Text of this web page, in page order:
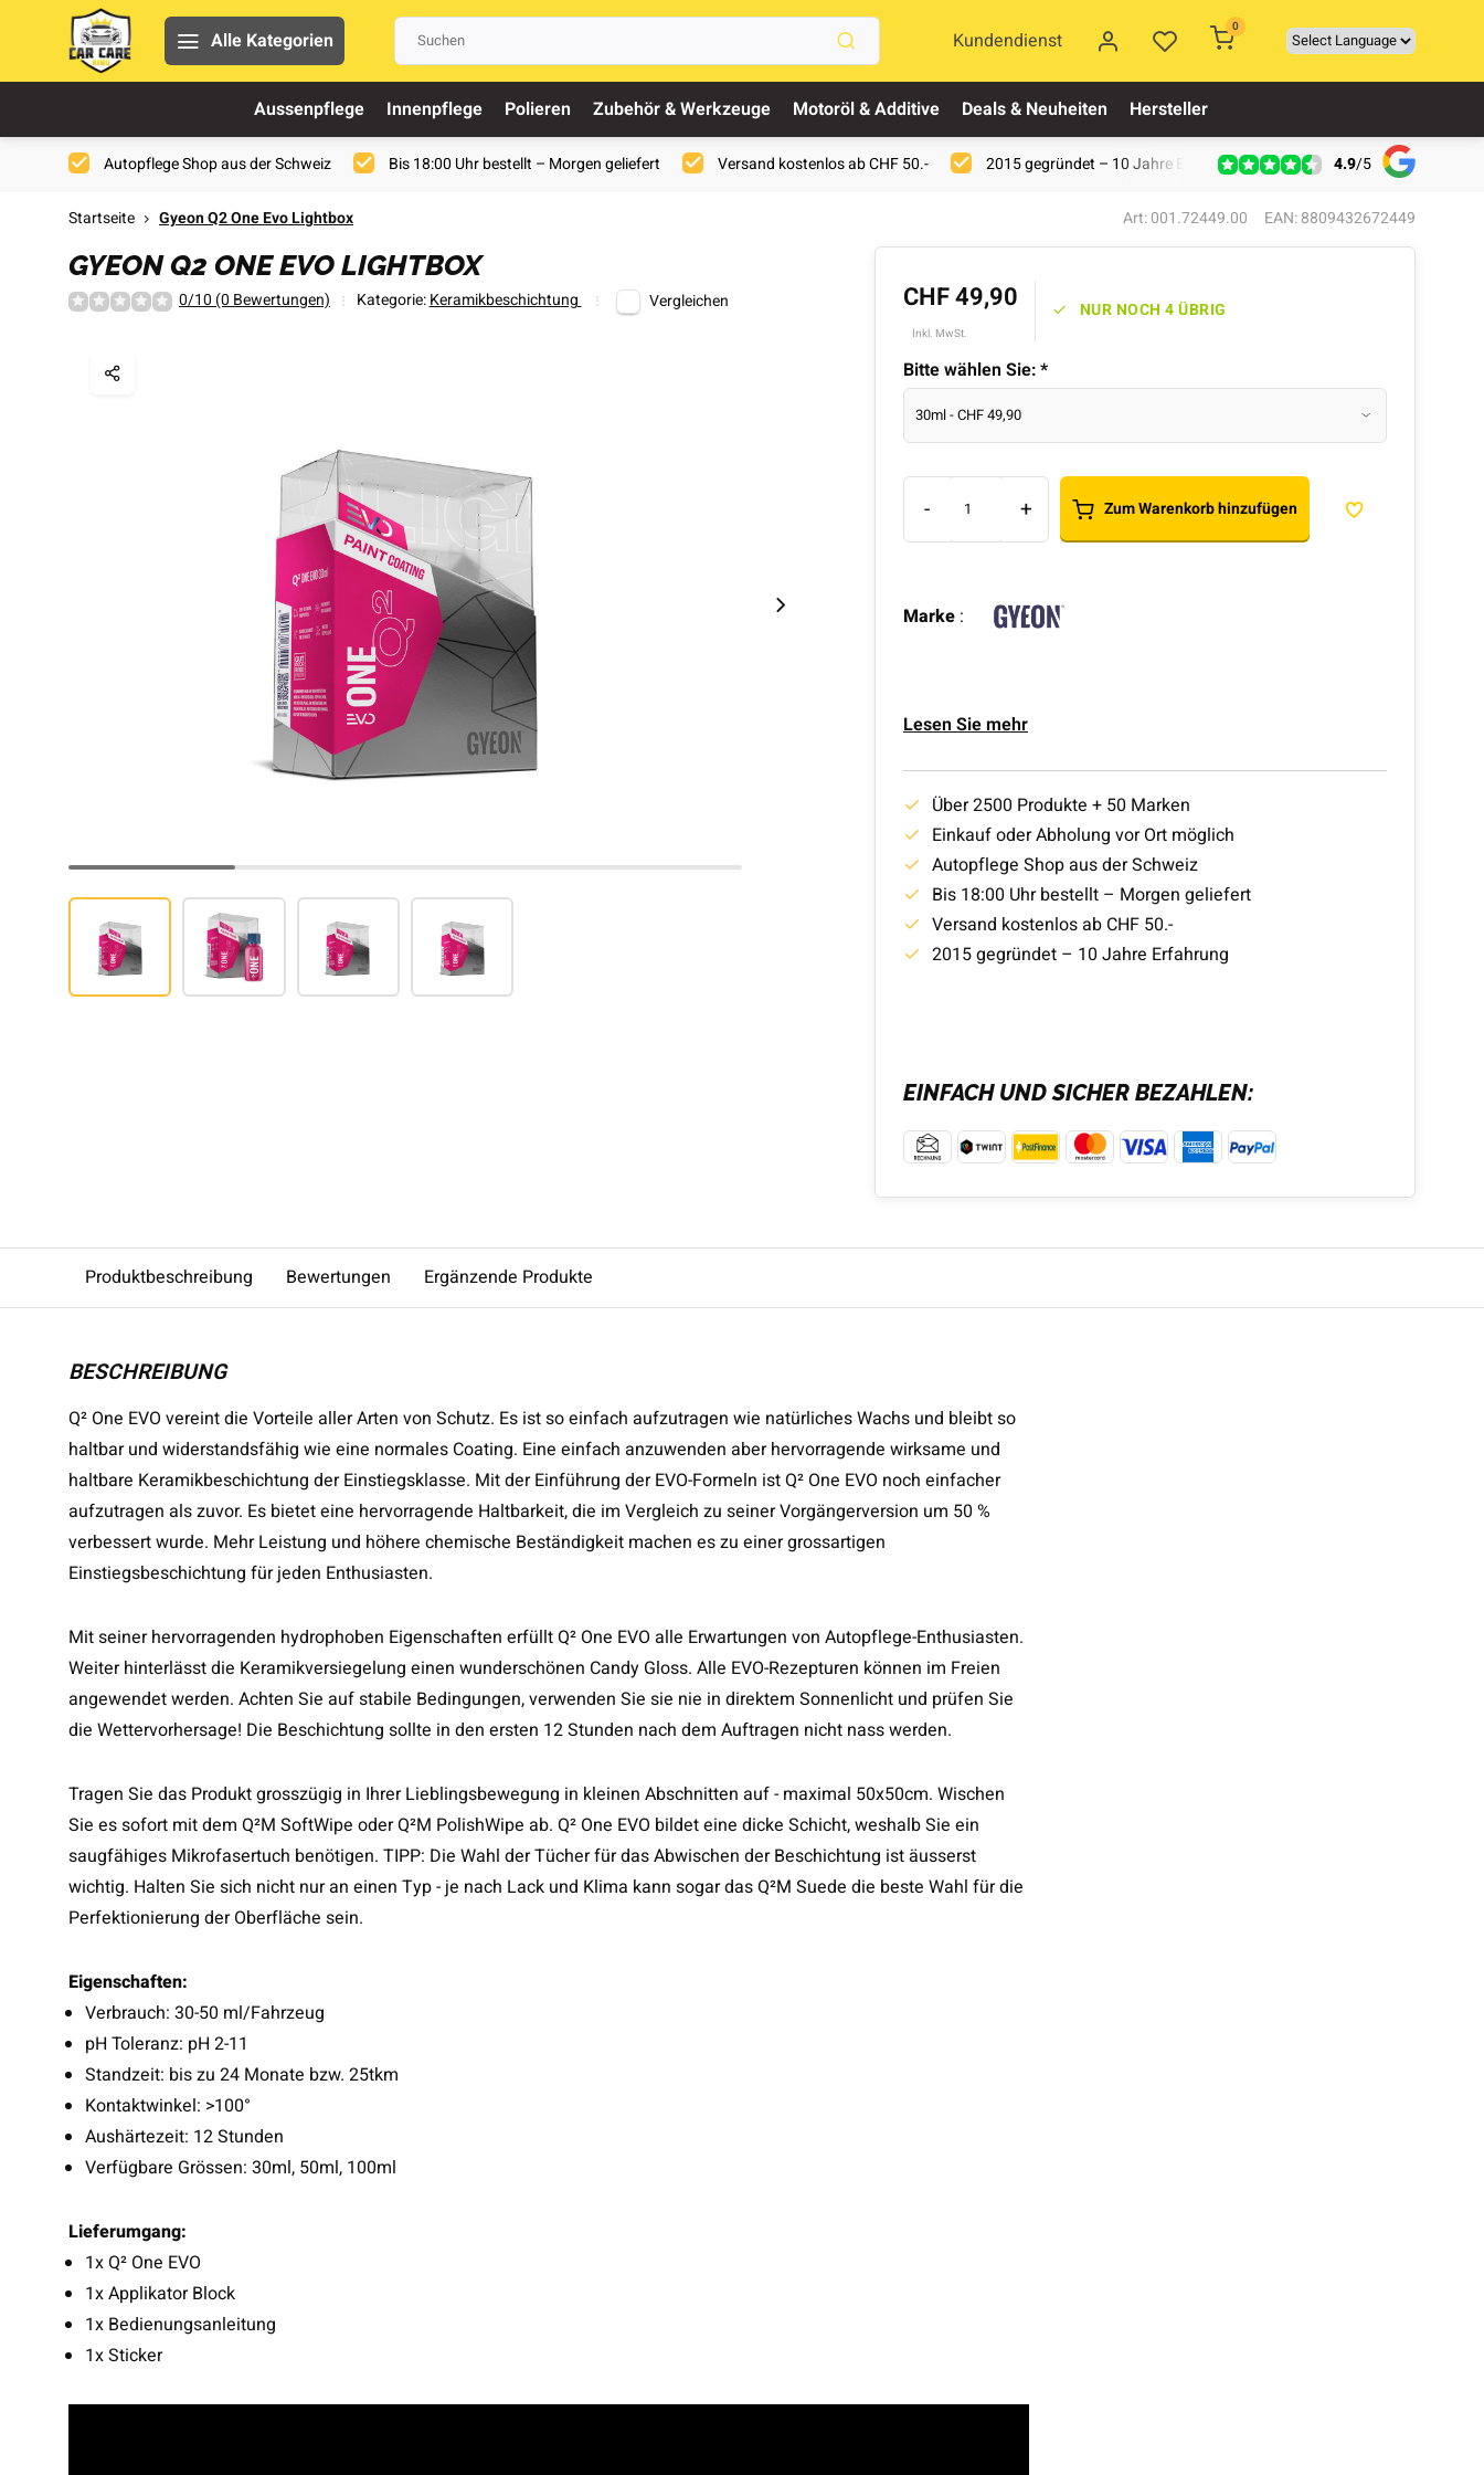
Alle Kategorien Kundendienst
0
Aussenpflege Innenpflege Polieren Zubehör & Werkzeuge Motoröl & Additive Deals & Neuheiten Hersteller
Autopflege Shop aus der Schweiz Bis 18:00 Uhr bestellt – Morgen geliefert Versand kostenlos ab CHF 50.- 2015 gegründet – 10 Jahre Erfahrung 4.9/5
Startseite Gyeon Q2 One Evo Lightbox Art: 001.72449.00 EAN: 8809432672449
GYEON Q2 ONE EVO LIGHTBOX
0/10 (0 Bewertungen) Kategorie:Keramikbeschichtung Vergleichen CHF 49,90
Inkl. MwSt.
NUR NOCH 4 ÜBRIG
Bitte wählen Sie:*
- + Zum Warenkorb hinzufügen
Marke :
Lesen Sie mehr
Über 2500 Produkte + 50 Marken
Einkauf oder Abholung vor Ort möglich
Autopflege Shop aus der Schweiz
Bis 18:00 Uhr bestellt – Morgen geliefert
Versand kostenlos ab CHF 50.-
2015 gegründet – 10 Jahre Erfahrung
EINFACH UND SICHER BEZAHLEN:
Produktbeschreibung Bewertungen Ergänzende Produkte
BESCHREIBUNG
Q² One EVO vereint die Vorteile aller Arten von Schutz. Es ist so einfach aufzutragen wie natürliches Wachs und bleibt so
haltbar und widerstandsfähig wie eine normales Coating. Eine einfach anzuwenden aber hervorragende wirksame und
haltbare Keramikbeschichtung der Einstiegsklasse. Mit der Einführung der EVO-Formeln ist Q² One EVO noch einfacher
aufzutragen als zuvor. Es bietet eine hervorragende Haltbarkeit, die im Vergleich zu seiner Vorgängerversion um 50 %
verbessert wurde. Mehr Leistung und höhere chemische Beständigkeit machen es zu einer grossartigen
Einstiegsbeschichtung für jeden Enthusiasten.
Mit seiner hervorragenden hydrophoben Eigenschaften erfüllt Q² One EVO alle Erwartungen von Autopflege-Enthusiasten.
Weiter hinterlässt die Keramikversiegelung einen wunderschönen Candy Gloss. Alle EVO-Rezepturen können im Freien
angewendet werden. Achten Sie auf stabile Bedingungen, verwenden Sie sie nie in direktem Sonnenlicht und prüfen Sie
die Wettervorhersage! Die Beschichtung sollte in den ersten 12 Stunden nach dem Auftragen nicht nass werden.
Tragen Sie das Produkt grosszügig in Ihrer Lieblingsbewegung in kleinen Abschnitten auf - maximal 50x50cm. Wischen
Sie es sofort mit dem Q²M SoftWipe oder Q²M PolishWipe ab. Q² One EVO bildet eine dicke Schicht, weshalb Sie ein
saugfähiges Mikrofasertuch benötigen. TIPP: Die Wahl der Tücher für das Abwischen der Beschichtung ist äusserst
wichtig. Halten Sie sich nicht nur an einen Typ - je nach Lack und Klima kann sogar das Q²M Suede die beste Wahl für die
Perfektionierung der Oberfläche sein.
Eigenschaften:
Verbrauch: 30-50 ml/Fahrzeug
pH Toleranz: pH 2-11
Standzeit: bis zu 24 Monate bzw. 25tkm
Kontaktwinkel: >100°
Aushärtezeit: 12 Stunden
Verfügbare Grössen: 30ml, 50ml, 100ml
Lieferumgang:
1x Q² One EVO
1x Applikator Block
1x Bedienungsanleitung
1x Sticker